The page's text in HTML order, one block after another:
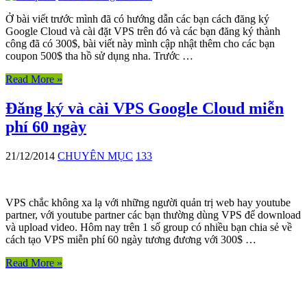
Ở bài viết trước mình đã có hướng dẫn các bạn cách đăng ký
Google Cloud và cài đặt VPS trên đó và các bạn đăng ký thành
công đã có 300$, bài viết này mình cập nhật thêm cho các bạn
coupon 500$ tha hồ sử dụng nha. Trước …
Read More »
Đăng ký và cài VPS Google Cloud miễn
phí 60 ngày
21/12/2014 CHUYÊN MỤC 133
VPS chắc không xa lạ với những người quản trị web hay youtube
partner, với youtube partner các bạn thường dùng VPS để download
và upload video. Hôm nay trên 1 số group có nhiều bạn chia sẻ về
cách tạo VPS miễn phí 60 ngày tương đương với 300$ …
Read More »